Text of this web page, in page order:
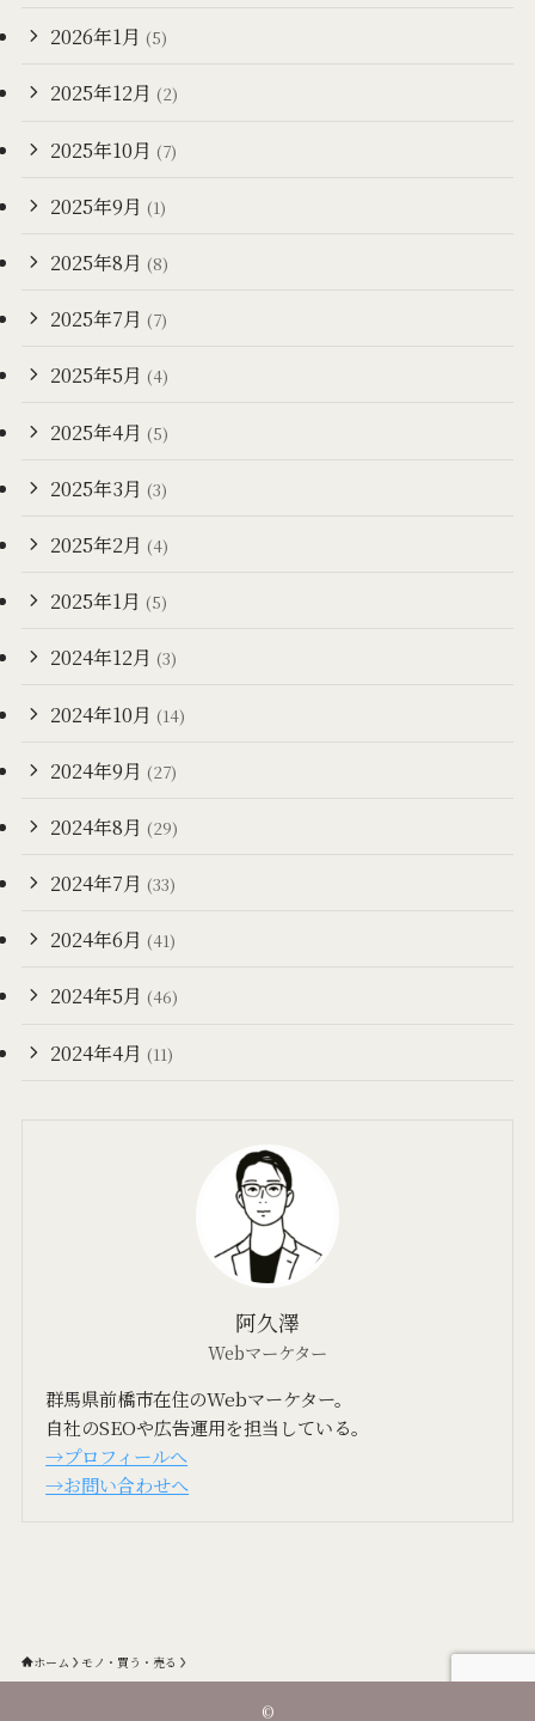
2026年1月 (5)
2025年12月 (2)
2025年10月 (7)
2025年9月 (1)
2025年8月 (8)
2025年7月 (7)
2025年5月 (4)
2025年4月 (5)
2025年3月 (3)
2025年2月 (4)
2025年1月 (5)
2024年12月 (3)
2024年10月 (14)
2024年9月 (27)
2024年8月 (29)
2024年7月 (33)
2024年6月 (41)
2024年5月 (46)
2024年4月 (11)
阿久澤
Webマーケター
群馬県前橋市在住のWebマーケター。
自社のSEOや広告運用を担当している。
→プロフィールへ
→お問い合わせへ
ホーム モノ・買う・売る
©